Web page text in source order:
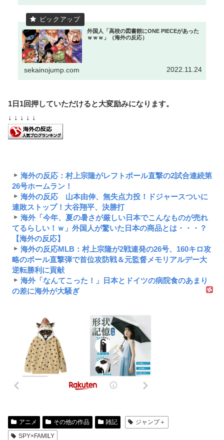
外国人「高校の図書館にONE PIECEがあった
ｗｗｗ」（海外の反応）
sekainojump.com 2022.11.24
1日1回押していただけると大変励みになります。
↓ ↓ ↓ ↓ ↓
海外の反応：村上宗隆がレフトポール直撃の2試合連続第
26号ホームラン！
海外の反応 山本由伸、無失点力投！ドジャースついに
連敗ストップ！大谷翔平、決勝打
海外「今年、夏の暑さが厳しい日本でこんなものが売れ
てるらしい！ｗ」外国人が驚いた日本の商品とは・・・？
【海外の反応】
海外の反応MLB：村上宗隆が2戦連発の26号、160キロ攻
略のポール直撃弾で首位攻防戦＆元監督メモリアルデー大
逆転勝利に貢献
海外「なんてこった！」日本とドイツの病院食のあまり
の差に海外が大騒ぎ
アニメ その他の作品 雑記
ジャンプ＋
SPY×FAMILY